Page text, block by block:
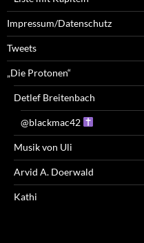
Impressum/Datenschutz
Tweets
„Die Protonen“
Detlef Breitenbach
@blackmac42
Musik von Uli
Arvid A. Doerwald
Kathi